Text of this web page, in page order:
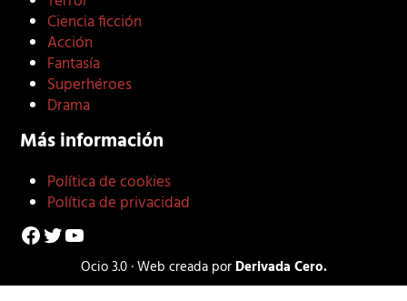
Ciencia ficción
Acción
Fantasía
Superhéroes
Drama
Más información
Política de cookies
Política de privacidad
Facebook
Twitter
YouTube
Ocio 3.0 · Web creada por Derivada Cero.